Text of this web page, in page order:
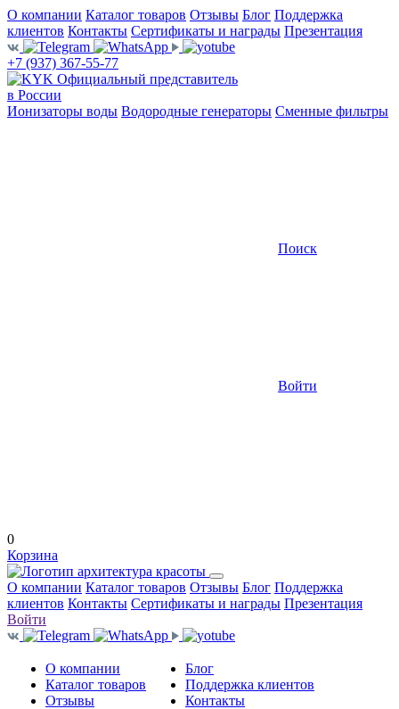
О компании Каталог товаров Отзывы Блог Поддержка
клиентов Контакты Сертификаты и награды Презентация
+7 (937) 367-55-77
Официальный представитель
в России
Ионизаторы воды Водородные генераторы Сменные фильтры
Поиск
Войти
0
Корзина
О компании Каталог товаров Отзывы Блог Поддержка
клиентов Контакты Сертификаты и награды Презентация
Войти
О компании
Каталог товаров
Отзывы
Блог
Поддержка клиентов
Контакты